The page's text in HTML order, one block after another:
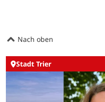
Nach oben
Stadt Trier